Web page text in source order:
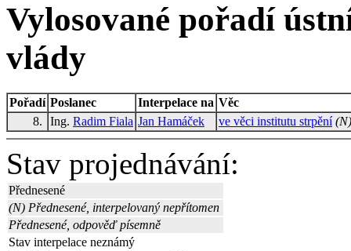
Vylosované pořadí
vlády
Pořadí Poslanec Interpelace na Věc
8.
Ing. Radim Fiala Jan Hamáček ve věci institutu strpění (N)
Stav projednávání:
Přednesené
(N) Přednesené, interpelovaný nepřítomen
Přednesené, odpověď písemně
Stav interpelace neznámý